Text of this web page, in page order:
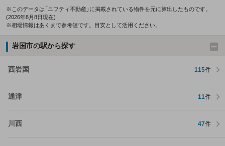
※このデータは「ニフティ不動産」に掲載されている物件を元に算出したものです。
(2026年8月8日現在)
※相場情報はあくまで参考値です。目安として活用ください。
岩国市の駅から探す
西岩国 115件
通津 11件
川西 47件